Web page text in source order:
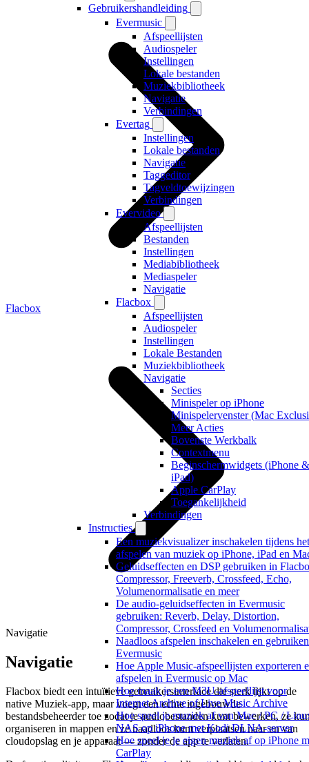
Gebruikershandleiding
Evermusic
Afspeellijsten
Audiospeler
Instellingen
Lokale bestanden
Muziekbibliotheek
Navigatie
Verbindingen
Evertag
Instellingen
Lokale bestanden
Navigatie
Taggeditor
Tagveldtoewijzingen
Verbindingen
Evervideo
Afspeellijsten
Bestanden
Instellingen
Mediabibliotheek
Mediaspeler
Navigatie
Flacbox
Afspeellijsten
Audiospeler
Instellingen
Lokale Bestanden
Muziekbibliotheek
Navigatie
Secties
Minispeler op iPhone
Minispelervenster (Mac
Meer Acties
Bovenste Werkbalk
Contextmenu
Beginschermwidgets (iPhone &
iPad)
Apple CarPlay
Toegankelijkheid
Verbindingen
Instructies
Een muziekvisualizer inschakelen tijdens het
afspelen van muziek op iPhone, iPad en
Geluidseffecten en DSP gebruiken in
Compressor, Freeverb, Crossfeed, Echo,
Volumenormalisatie en meer
De audio-geluidseffecten in Evermusic
gebruiken: Reverb, Delay, Distortion,
Compressor, Crossfeed en
Naadloos afspelen inschakelen en
Evermusic
Hoe Apple Music-afspeellijsten exporteren
afspelen in Evermusic op Mac
Hoe maak je een M3U-afspeellijst voor
Internet Archive of Live Music Archive
Hoe speel je muziek af van Mac / PC /
NAS op iPhone met Kodi DLNA-server
Hoe speel je je eigen muziek af op iPhone
CarPlay
Flacbox
Navigatie
Navigatie
Flacbox biedt een intuïtieve gebruikersinterface die sterk lijkt op de
native Muziek-app, maar voegt een echte ingebouwde
bestandsbeheerder toe zodat je audiobestanden kunt bewerken, ze
organiseren in mappen en ze naadloos kunt verplaatsen naar en van
cloudopslag en je apparaat — zonder de app te verlaten.